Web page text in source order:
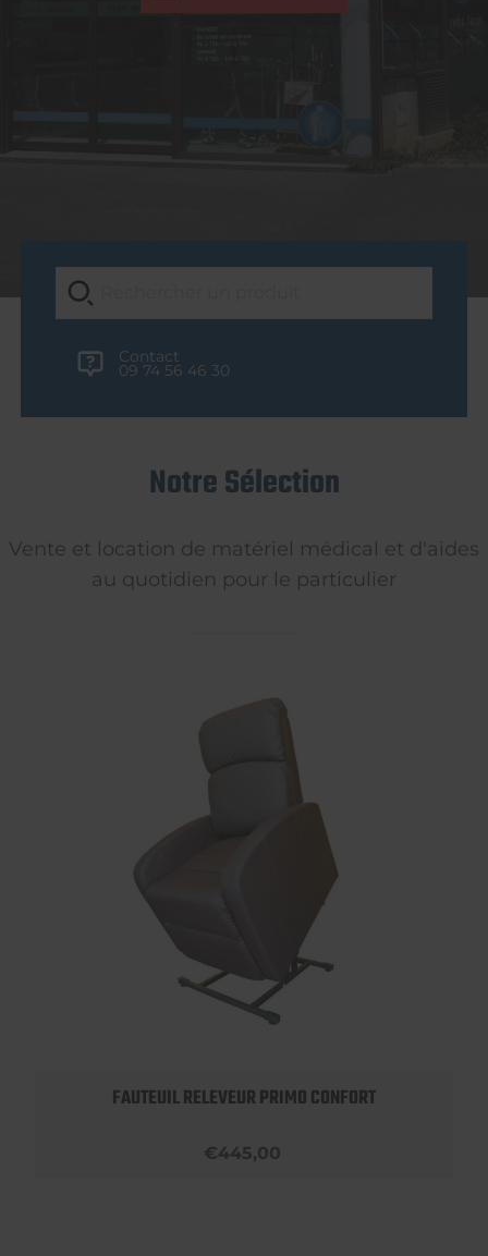
Contact
09 74 56 46 30
Notre Sélection
Vente et location de matériel médical et d'aides
au quotidien pour le particulier
FAUTEUIL RELEVEUR PRIMO CONFORT
€445,00